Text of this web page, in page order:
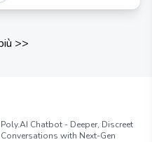
>>
Poly.AI Chatbot - Deeper, Discreet
Conversations with Next-Gen